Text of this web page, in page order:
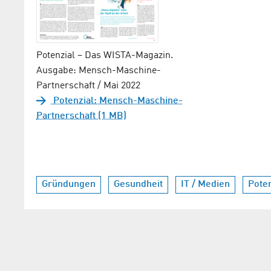
Potenzial – Das WISTA-Magazin.
Ausgabe: Mensch-Maschine-
Partnerschaft / Mai 2022
Potenzial: Mensch-Maschine-
Partnerschaft (1 MB)
Gründungen Gesundheit IT / Medien